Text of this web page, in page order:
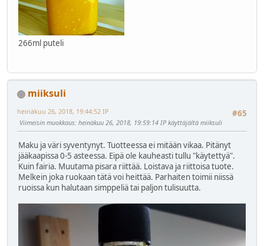
266ml puteli
miiksuli
#65
heinäkuu 26, 2018, 19:44:52 IP
Viimeisin muokkaus: heinäkuu 26, 2018, 19:59:14 IP käyttäjältä miiksuli
Maku ja väri syventynyt. Tuotteessa ei mitään vikaa. Pitänyt
jääkaapissa 0-5 asteessa. Eipä ole kauheasti tullu "käytettyä".
Kuin fairia. Muutama pisara riittää. Loistava ja riittoisa tuote.
Melkein joka ruokaan tätä voi heittää. Parhaiten toimii niissä
ruoissa kun halutaan simppeliä tai paljon tulisuutta.